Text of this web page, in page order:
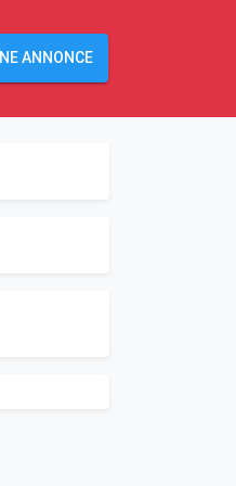
ANNONCE